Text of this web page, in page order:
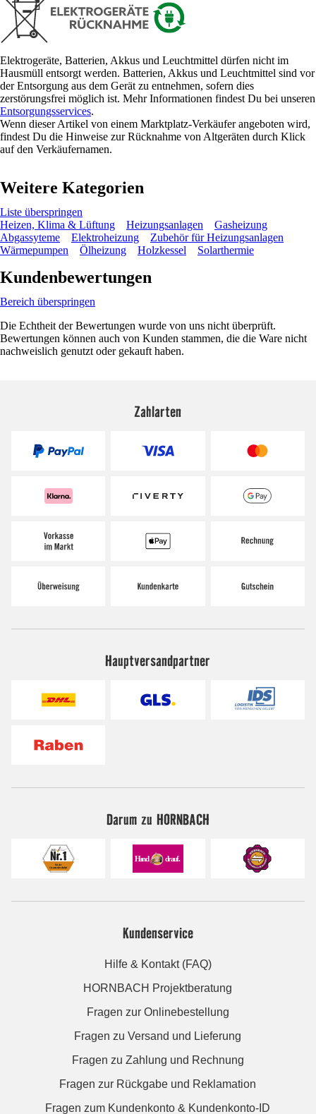
Elektrogeräte, Batterien, Akkus und Leuchtmittel dürfen nicht im
Hausmüll entsorgt werden. Batterien, Akkus und Leuchtmittel sind vor
der Entsorgung aus dem Gerät zu entnehmen, sofern dies
zerstörungsfrei möglich ist. Mehr Informationen findest Du bei unseren
Entsorgungsservices.
Wenn dieser Artikel von einem Marktplatz-Verkäufer angeboten wird,
findest Du die Hinweise zur Rücknahme von Altgeräten durch Klick
auf den Verkäufernamen.
Weitere Kategorien
Liste überspringen
Heizen, Klima & Lüftung
Heizungsanlagen
Gasheizung
Abgassyteme
Elektroheizung
Zubehör für Heizungsanlagen
Wärmepumpen
Ölheizung Holzkessel Solarthermie
Kundenbewertungen
Bereich überspringen
Die Echtheit der Bewertungen wurde von uns nicht überprüft.
Bewertungen können auch von Kunden stammen, die die Ware nicht
nachweislich genutzt oder gekauft haben.
Zahlarten
Hauptversandpartner
Darum zu HORNBACH
Kundenservice
Hilfe & Kontakt (FAQ)
HORNBACH Projektberatung
Fragen zur Onlinebestellung
Fragen zu Versand und Lieferung
Fragen zu Zahlung und Rechnung
Fragen zur Rückgabe und Reklamation
Fragen zum Kundenkonto & Kundenkonto-ID